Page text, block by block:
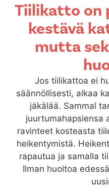
Tiilikatto on
kestävä
mutta
Jos tiilikattoa ei
säännöllisesti, alkaa
jäkälää. Sammal
juurtumahapsiensa
ravinteet kosteasta
heikentymistä.
rapautua ja samalla
Ilman huoltoa